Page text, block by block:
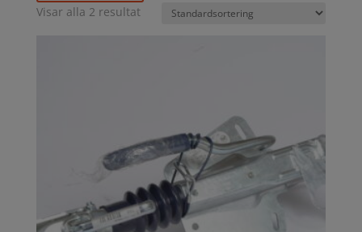
Visar alla 2 resultat